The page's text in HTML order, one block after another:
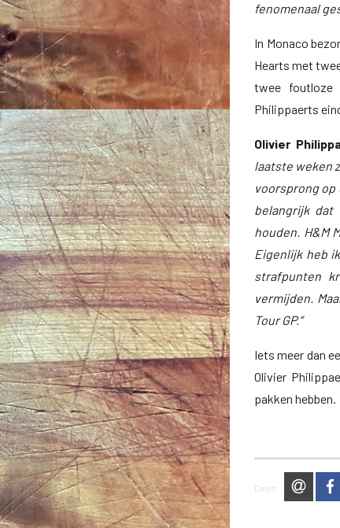
fenomenaal
In Monaco
Hearts met
twee foutloze
Philippaerts
Olivier
laatste weken
voorsprong
belangrijk dat
houden. H&M
Eigenlijk heb
strafpunten
vermijden.
Tour GP.”
Iets meer dan
Olivier
pakken hebben.
Delen via